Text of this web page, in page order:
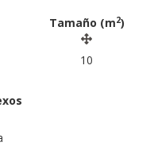
Tamaño (m2)
10